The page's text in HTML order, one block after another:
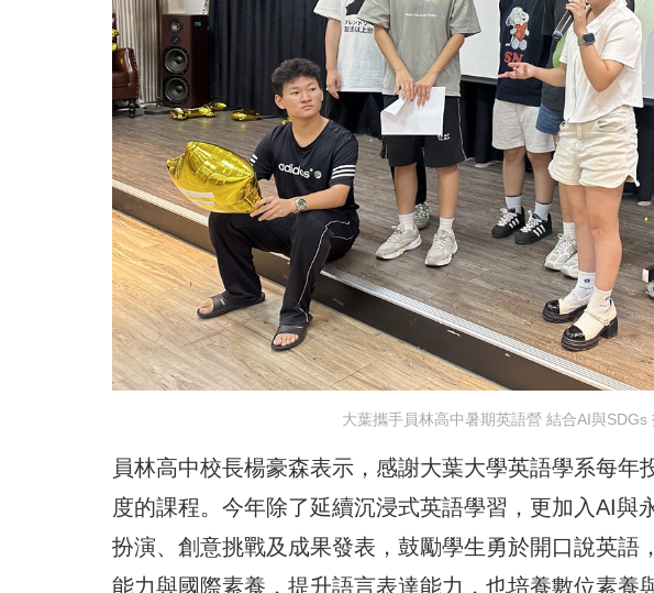
大葉攜手員林高中暑期英語營 結合AI與SDGs
員林高中校長楊豪森表示，感謝大葉大學英語學系每年
度的課程。今年除了延續沉浸式英語學習，更加入AI與
扮演、創意挑戰及成果發表，鼓勵學生勇於開口說英語
能力與國際素養，提升語言表達能力，也培養數位素養